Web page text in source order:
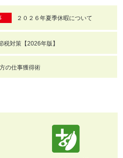
２０２６年夏季休暇について
税対策【2026年版】
の仕事獲得術